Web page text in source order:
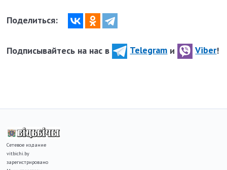
Поделиться:
Подписывайтесь на нас в Telegram и Viber!
Сетевое издание
vitbichi.by
зарегистрировано